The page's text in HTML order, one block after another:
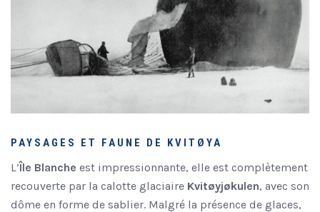
PAYSAGES ET FAUNE DE KVITØYA
L’Île Blanche est impressionnante, elle est complètement
recouverte par la calotte glaciaire Kvitøyjøkulen, avec son
dôme en forme de sablier. Malgré la présence de glaces,